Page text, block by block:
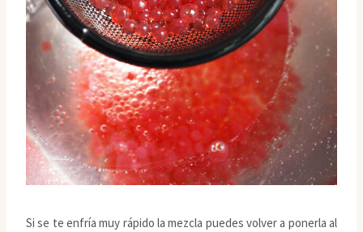
Si se te enfría muy rápido la mezcla puedes volver a ponerla al